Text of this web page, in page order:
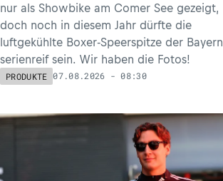
nur als Showbike am Comer See gezeigt,
doch noch in diesem Jahr dürfte die
luftgekühlte Boxer-Speerspitze der Bayern
serienreif sein. Wir haben die Fotos!
PRODUKTE 07.08.2026 - 08:30